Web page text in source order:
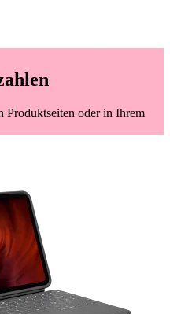
Produktseiten oder in Ihrem